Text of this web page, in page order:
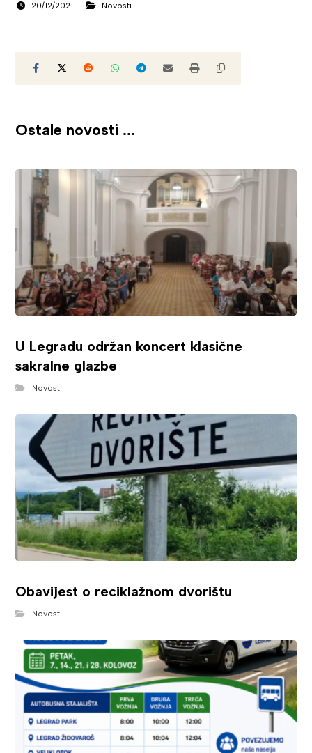
20/12/2021 Novosti
Ostale novosti ...
U Legradu održan koncert klasične
sakralne glazbe
Novosti
Obavijest o reciklažnom dvorištu
Novosti